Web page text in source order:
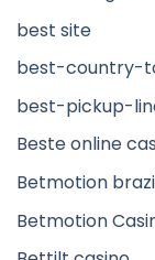
best site
best-country-
best-pickup-
Beste online
Betmotion
Betmotion